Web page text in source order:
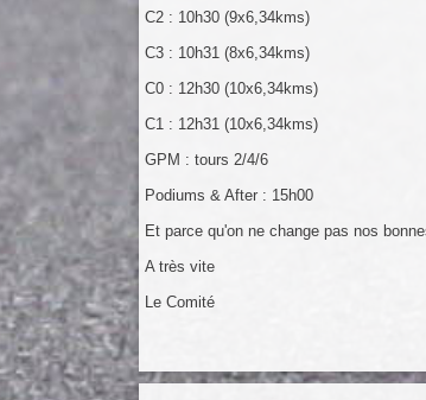
C2 : 10h30 (9x6,34kms)
C3 : 10h31 (8x6,34kms)
C0 : 12h30 (10x6,34kms)
C1 : 12h31 (10x6,34kms)
GPM : tours 2/4/6
Podiums & After : 15h00
Et parce qu'on ne change pas nos
A très vite
Le Comité